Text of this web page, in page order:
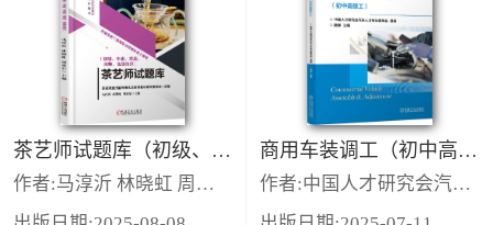
茶艺师试题库（初级、中级、高级、技师、高级技师）
作者:马淳沂 林晓虹 周爱东
商用车装调工（初中高级工）
作者:中国人才研究会汽车人才专业委员会 魏渊